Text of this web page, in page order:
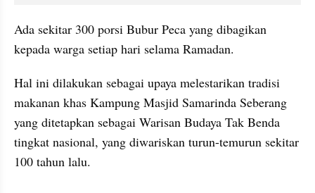
Ada sekitar 300 porsi Bubur Peca yang dibagikan
kepada warga setiap hari selama Ramadan.
Hal ini dilakukan sebagai upaya melestarikan tradisi
makanan khas Kampung Masjid Samarinda Seberang
yang ditetapkan sebagai Warisan Budaya Tak Benda
tingkat nasional, yang diwariskan turun-temurun sekitar
100 tahun lalu.